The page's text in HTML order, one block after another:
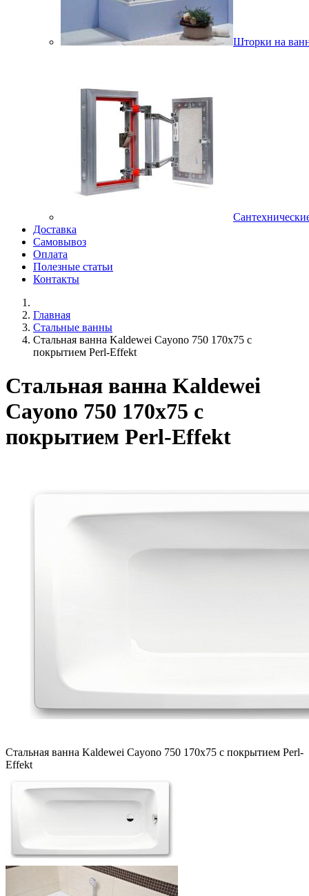
Шторки на
Доставка
Самовывоз
Оплата
Полезные статьи
Контакты
Главная
Стальные ванны
Стальная ванна Kaldewei Cayono 750 170x75 с
покрытием Perl-Effekt
Стальная ванна Kaldewei
Cayono 750 170x75 с
покрытием Perl-Effekt
Стальная ванна Kaldewei Cayono 750 170x75 с покрытием Perl-
Effekt